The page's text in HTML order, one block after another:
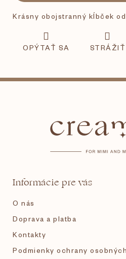
Krásny obojstranný kĺbček od
OPÝTAŤ SA STRÁŽIŤ
Informácie pre vás
O nás
Doprava a platba
Kontakty
Podmienky ochrany